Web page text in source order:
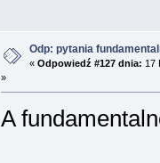
Odp: pytania
« Odpowiedź #127 dnia: 17
»
A